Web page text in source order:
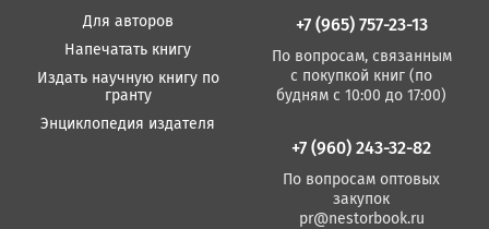
Для авторов
Напечатать книгу
Издать научную книгу по
гранту
Энциклопедия издателя
+7 (965) 757-23-13
По вопросам, связанным
с покупкой книг (по
будням с 10:00 до 17:00)
+7 (960) 243-32-82
По вопросам оптовых
закупок
pr@nestorbook.ru